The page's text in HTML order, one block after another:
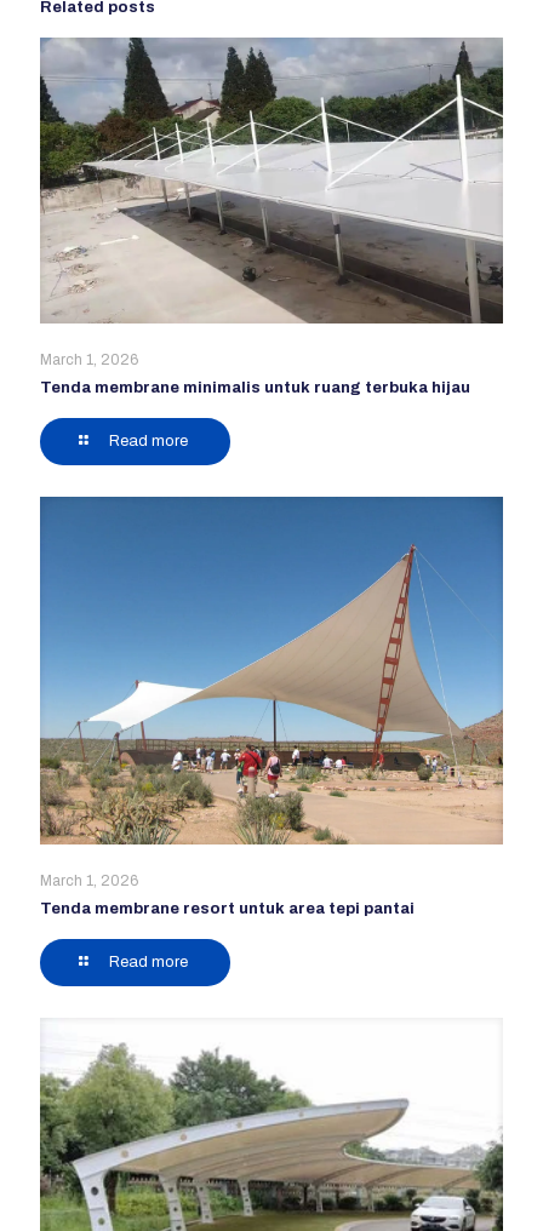
Related posts
March 1, 2026
Tenda membrane minimalis untuk ruang terbuka hijau
Read more
March 1, 2026
Tenda membrane resort untuk area tepi pantai
Read more